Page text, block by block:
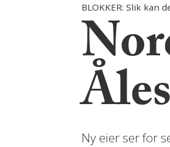
BLOKKER: Slik kan
Ny eier ser for